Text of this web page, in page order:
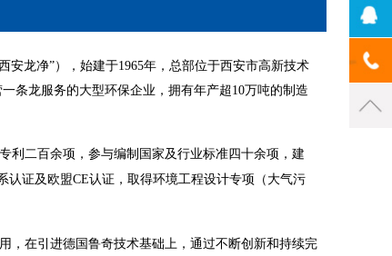
安龙净”），始建于1965年，总部位于西安市高新技术
条龙服务的大型环保企业，拥有年产超10万吨的制造
利二百余项，参与编制国家及行业标准四十余项，建
认证及欧盟CE认证，取得环境工程设计专项（大气污
，在引进德国鲁奇技术基础上，通过不断创新和持续完